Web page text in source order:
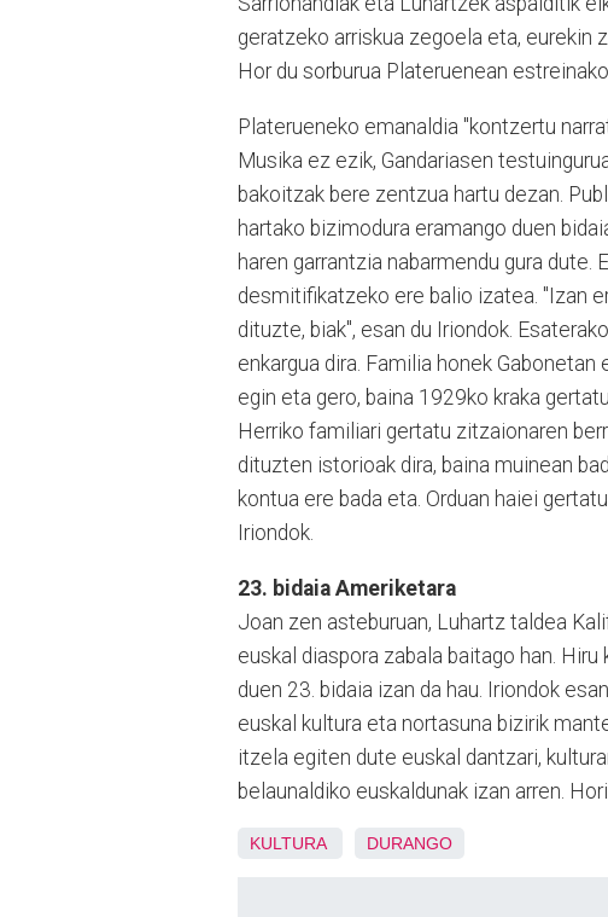
geratzeko arriskua zegoela eta, eurekin
Hor du sorburua Plateruenean
Platerueneko emanaldia "kontzertu
Musika ez ezik, Gandariasen
bakoitzak bere zentzua hartu dezan.
hartako bizimodura eramango duen
haren garrantzia nabarmendu gura
desmitifikatzeko ere balio izatea. "Izan
dituzte, biak", esan du Iriondok.
enkargua dira. Familia honek
egin eta gero, baina 1929ko kraka
Herriko familiari gertatu zitzaionaren
dituzten istorioak dira, baina muinean
kontua ere bada eta. Orduan haiei
Iriondok.
23. bidaia Ameriketara
Joan zen asteburuan, Luhartz taldea
euskal diaspora zabala baitago han.
duen 23. bidaia izan da hau. Iriondok
euskal kultura eta nortasuna bizirik
itzela egiten dute euskal dantzari,
belaunaldiko euskaldunak izan arren.
KULTURA DURANGO